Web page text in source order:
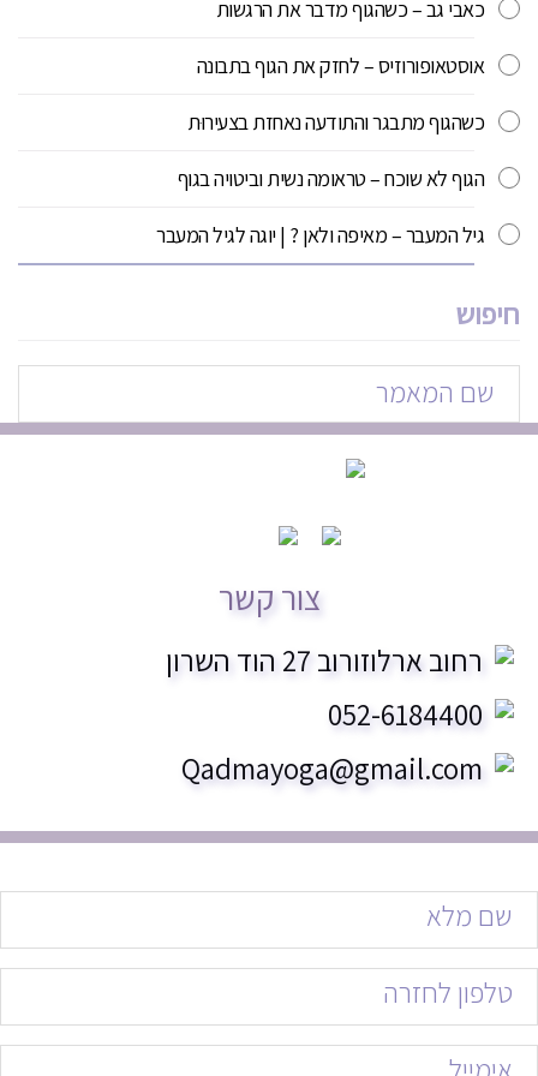
כאבי גב – כשהגוף מדבר את הרגשות
אוסטאופורוזיס – לחזק את הגוף בתבונה
כשהגוף מתבגר והתודעה נאחזת בצעירוּת
הגוף לא שוכח – טראומה נשית וביטויה בגוף
גיל המעבר – מאיפה ולאן ? | יוגה לגיל המעבר
חיפוש
צור קשר
רחוב ארלוזורוב 27 הוד השרון
052-6184400
Qadmayoga@gmail.com
(חובה)
yourphone (חובה)
(חובה)